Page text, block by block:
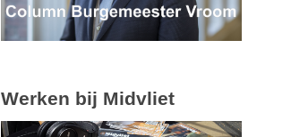
Werken bij Midvliet